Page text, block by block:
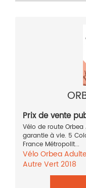
Prix de vente
Vélo de route Orbea
garantie à vie. 5
France Métropolit...
VéloOrbea
Autre Vert2018